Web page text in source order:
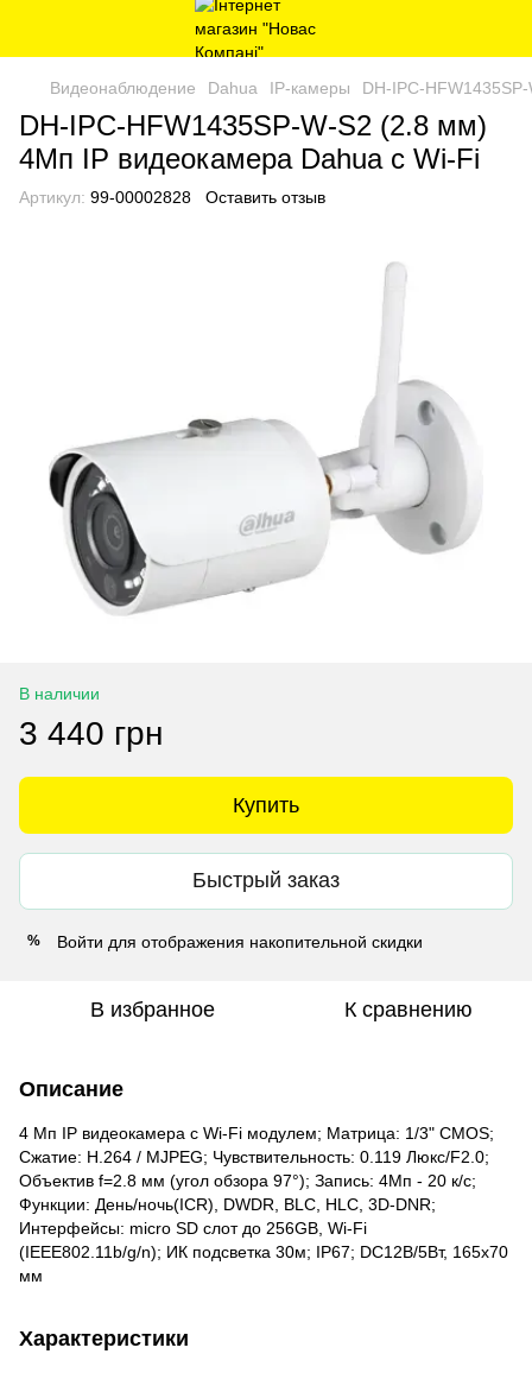
Видеонаблюдение Dahua IP-камеры DH-IPC-
DH-IPC-HFW1435SP-W-S2 (2.8 мм)
4Mп IP видеокамера Dahua c Wi-Fi
Артикул: 99-00002828 Оставить отзыв
В наличии
3 440 грн
Купить
Быстрый заказ
% Войти для отображения накопительной скидки
В избранное К сравнению
Описание
4 Мп IP видеокамера с Wi-Fi модулем; Матрица: 1/3" CMOS;
Сжатие: H.264 / MJPEG; Чувствительность: 0.119 Люкс/F2.0;
Объектив f=2.8 мм (угол обзора 97°); Запись: 4Мп - 20 к/с;
Функции: День/ночь(ICR), DWDR, BLC, HLC, 3D-DNR;
Интерфейсы: micro SD слот до 256GB, Wi-Fi
(IEEE802.11b/g/n); ИК подсветка 30м; IP67; DC12В/5Вт, 165х70
мм
Характеристики